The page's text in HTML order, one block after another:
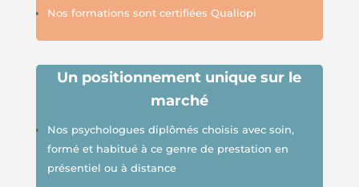
Nos formations sont certifiées Qualiopi
Un positionnement unique sur le
marché
Nos psychologues diplômés choisis avec soin,
formé et habitué à ce genre de prestation en
présentiel ou à distance